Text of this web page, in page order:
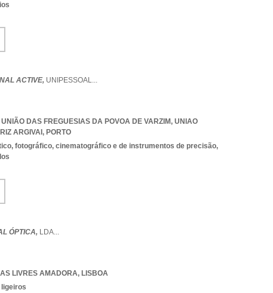
ACTIVE, UNIPESSOAL...
DAS FREGUESIAS DA POVOA DE VARZIM, UNIAO
ARGIVAI , PORTO
fotográfico, cinematográfico e de instrumentos de precisão,
ÓPTICA, LDA...
LIVRES AMADORA, LISBOA